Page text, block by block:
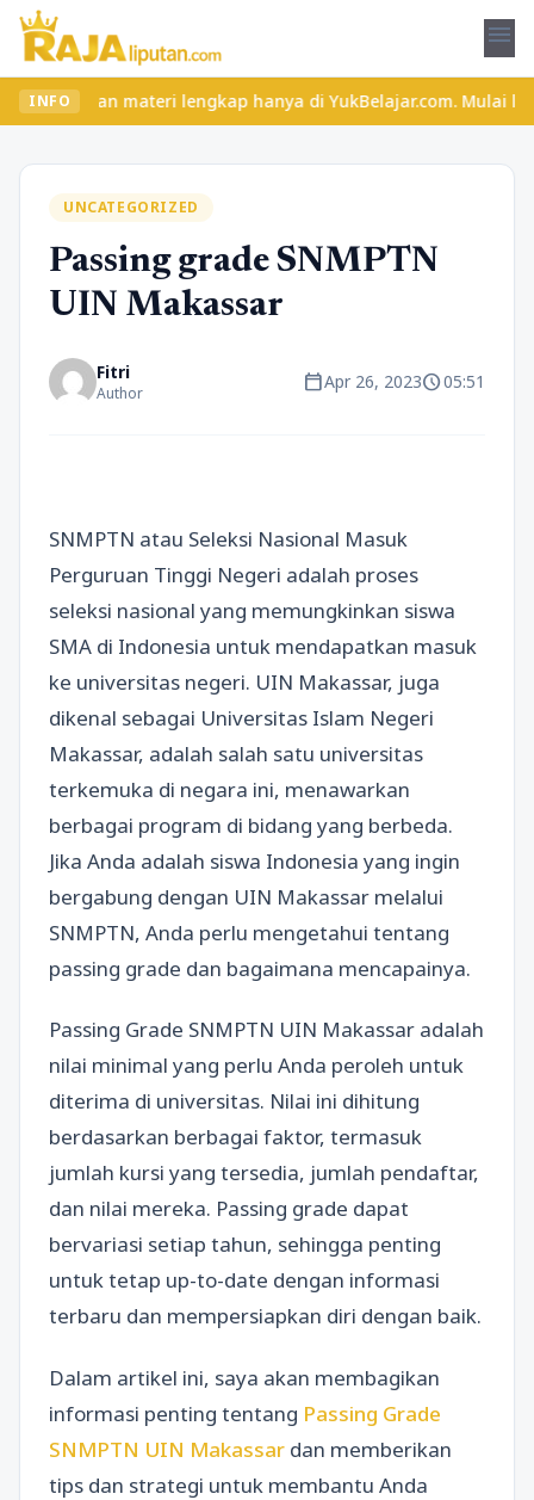
menu
INFO
materi lengkap hanya di YukBelajar.com. Mulai langkah
UNCATEGORIZED
Passing grade SNMPTN
UIN Makassar
Fitri
Author calendar_todayApr 26, 2023schedule05:51
SNMPTN atau Seleksi Nasional Masuk
Perguruan Tinggi Negeri adalah proses
seleksi nasional yang memungkinkan siswa
SMA di Indonesia untuk mendapatkan masuk
ke universitas negeri. UIN Makassar, juga
dikenal sebagai Universitas Islam Negeri
Makassar, adalah salah satu universitas
terkemuka di negara ini, menawarkan
berbagai program di bidang yang berbeda.
Jika Anda adalah siswa Indonesia yang ingin
bergabung dengan UIN Makassar melalui
SNMPTN, Anda perlu mengetahui tentang
passing grade dan bagaimana mencapainya.
Passing Grade SNMPTN UIN Makassar adalah
nilai minimal yang perlu Anda peroleh untuk
diterima di universitas. Nilai ini dihitung
berdasarkan berbagai faktor, termasuk
jumlah kursi yang tersedia, jumlah pendaftar,
dan nilai mereka. Passing grade dapat
bervariasi setiap tahun, sehingga penting
untuk tetap up-to-date dengan informasi
terbaru dan mempersiapkan diri dengan baik.
Dalam artikel ini, saya akan membagikan
informasi penting tentang Passing Grade
SNMPTN UIN Makassar dan memberikan
tips dan strategi untuk membantu Anda